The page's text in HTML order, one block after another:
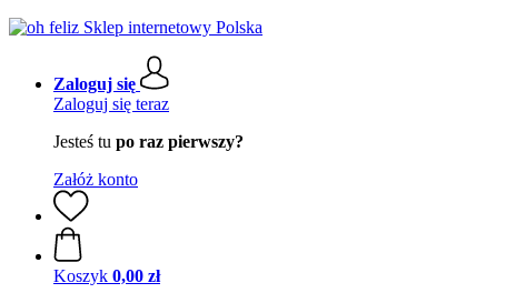
Zaloguj się
Zaloguj się teraz
Jesteś tu po raz pierwszy?
Załóż konto
Koszyk 0,00 zł